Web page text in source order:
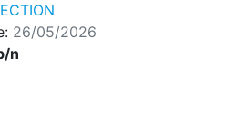
26/05/2026
n